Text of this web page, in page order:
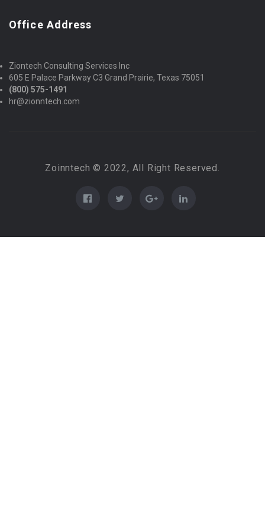
Office Address
Ziontech Consulting Services Inc
605 E Palace Parkway C3 Grand Prairie, Texas 75051
(800) 575-1491
hr@zionntech.com
Zoinntech © 2022, All Right Reserved.